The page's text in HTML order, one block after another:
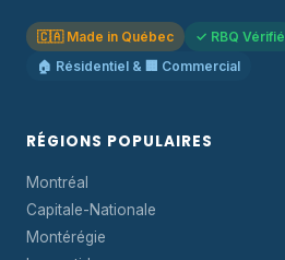
🇨🇦 Made in Québec
✓ RBQ Vérifié
🏠 Résidentiel & 🏢 Commercial
RÉGIONS POPULAIRES
Montréal
Capitale-Nationale
Montérégie